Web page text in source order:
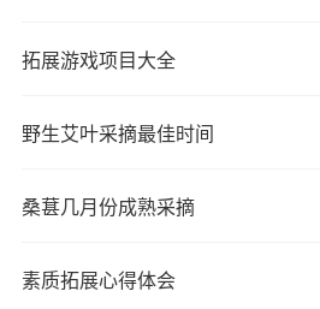
拓展游戏项目大全
野生艾叶采摘最佳时间
桑葚几月份成熟采摘
素质拓展心得体会